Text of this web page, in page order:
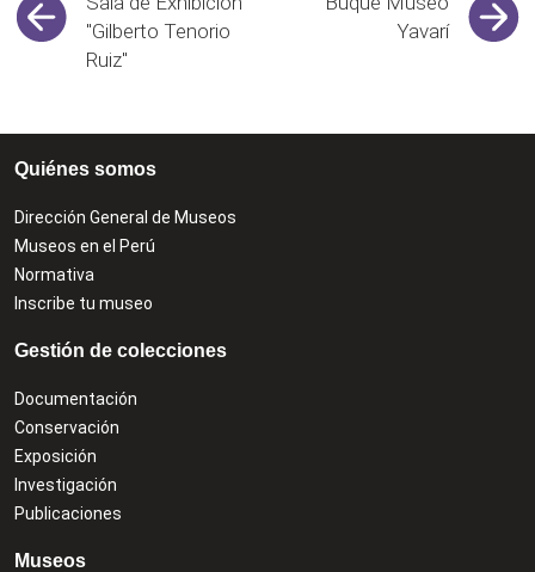
"Gilberto Tenorio
Ruiz"
Yavarí
Quiénes somos
Dirección General de Museos
Museos en el Perú
Normativa
Inscribe tu museo
Gestión de colecciones
Documentación
Conservación
Exposición
Investigación
Publicaciones
Museos